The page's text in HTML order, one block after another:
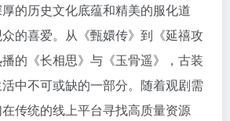
的历史文化底蕴和精美的服化道
的喜爱。从《甄嬛传》到《延禧攻
的《长相思》与《玉骨遥》，古装
中不可或缺的一部分。随着观剧需
传统的线上平台寻找高质量资源